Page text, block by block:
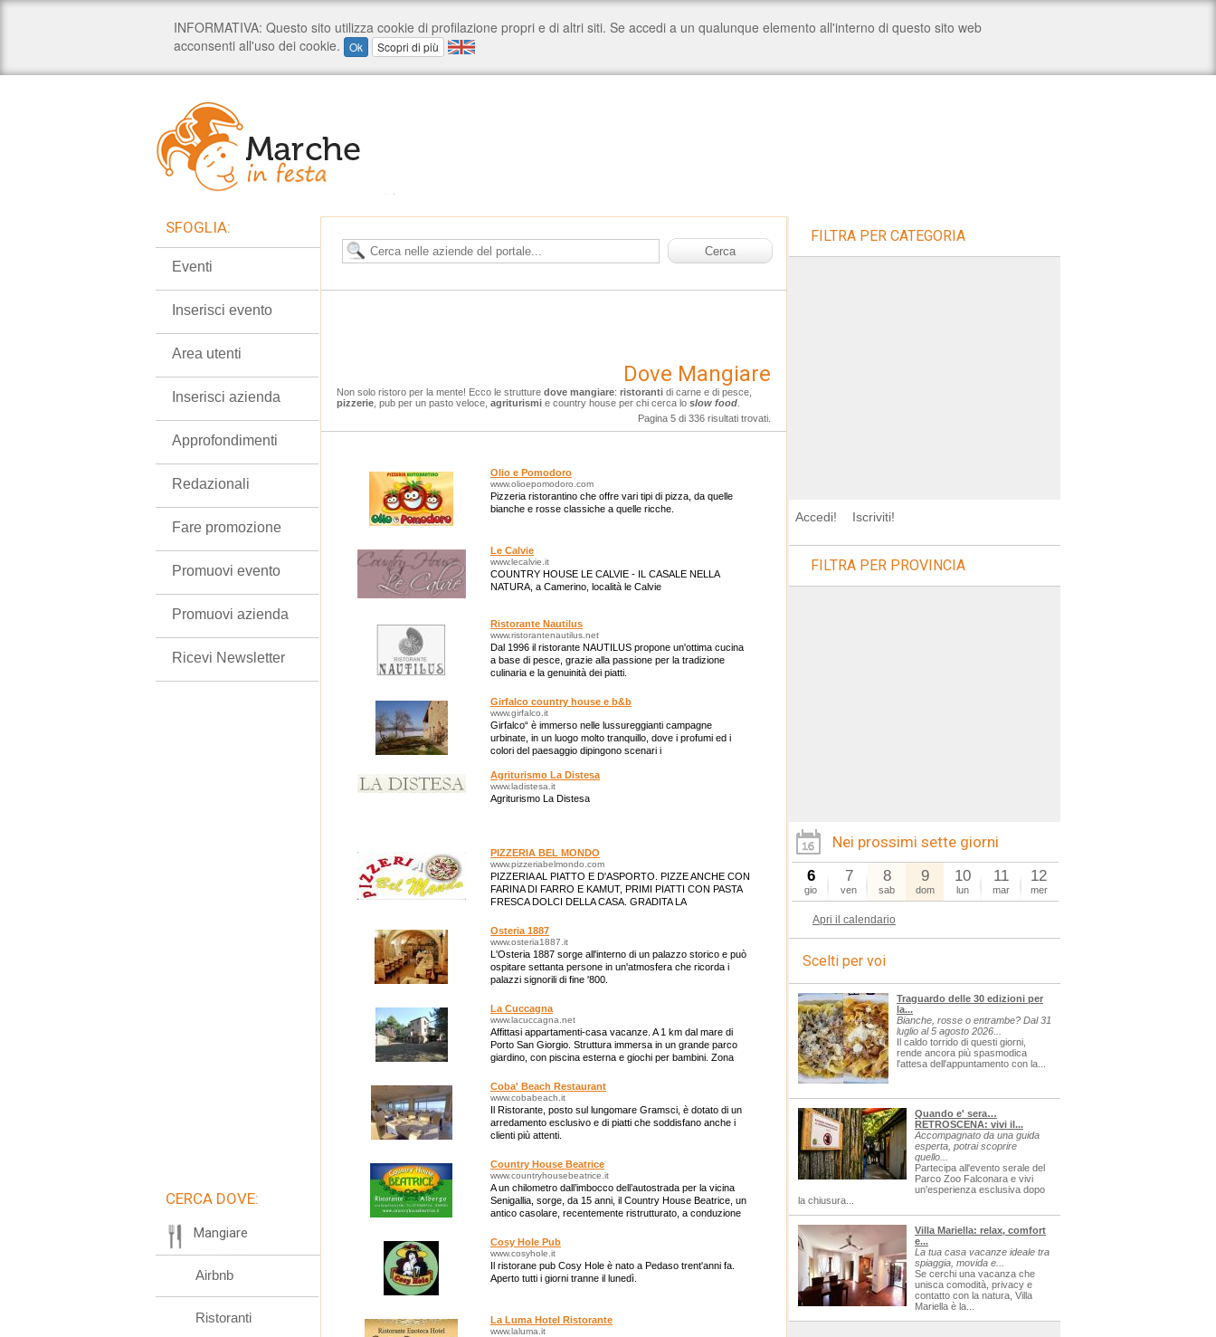
Dove Mangiare
Non solo ristoro per la mente! Ecco le strutture dove mangiare: ristoranti di carne e di pesce,
pizzerie , pub per un pasto veloce, agriturismi e country house per chi cerca lo slow food
Pagina 5 di 336 risultati trovati.
Olio e Pomodoro
www.olioepomodoro.com
Pizzeria ristorantino che offre vari tipi di pizza, da quelle
bianche e rosse classiche a quelle ricche.
Le Calvie
www.lecalvie.it
COUNTRY HOUSE LE CALVIE - IL CASALE NELLA
NATURA, a Camerino, località le Calvie
Ristorante Nautilus
www.ristorantenautilus.net
Dal 1996 il ristorante NAUTILUS propone un'ottima cucina
a base di pesce, grazie alla passione per la tradizione
culinaria e la genuinità dei piatti.
Girfalco country house e b&b
www.girfalco.it
Girfalco“ è immerso nelle lussureggianti campagne
urbinate, in un luogo molto tranquillo, dove i profumi ed i
colori del paesaggio dipingono scenari i
Agriturismo La Distesa
www.ladistesa.it
Agriturismo La Distesa
PIZZERIA BEL MONDO
www.pizzeriabelmondo.com
PIZZERIA AL PIATTO E D'ASPORTO. PIZZE ANCHE CON
FARINA DI FARRO E KAMUT, PRIMI PIATTI CON PASTA
FRESCA DOLCI DELLA CASA. GRADITA LA
Osteria 1887
www.osteria1887.it
L'Osteria 1887 sorge all'interno di un palazzo storico e può
ospitare settanta persone in un'atmosfera che ricorda i
palazzi signorili di fine '800.
La Cuccagna
www.lacuccagna.net
Affittasi appartamenti-casa vacanze. A 1 km dal mare di
Porto San Giorgio. Struttura immersa in un grande parco
giardino, con piscina esterna e giochi per bambini. Zona
Coba' Beach Restaurant
www.cobabeach.it
Il Ristorante, posto sul lungomare Gramsci, è dotato di un
arredamento esclusivo e di piatti che soddisfano anche i
clienti più attenti.
Country House Beatrice
www.countryhousebeatrice.it
A un chilometro dall’imbocco dell’autostrada per la vicina
Senigallia, sorge, da 15 anni, il Country House Beatrice, un
antico casolare, recentemente ristrutturato, a conduzione
Cosy Hole Pub
www.cosyhole.it
Il ristorane pub Cosy Hole è nato a Pedaso trent'anni fa.
Aperto tutti i giorni tranne il lunedì.
La Luma Hotel Ristorante
www.laluma.it
SFOGLIA:
Eventi
Inserisci evento
Area utenti
Inserisci azienda
Approfondimenti
Redazionali
Fare promozione
Promuovi evento
Promuovi azienda
Ricevi Newsletter
CERCA DOVE:
Mangiare
Airbnb
Ristoranti
FILTRA PER CATEGORIA
Accedi! Iscriviti!
FILTRA PER PROVINCIA
Nei prossimi sette giorni
6
gio
7
ven
8
sab
9
dom
10
lun
11
mar
12
mer
Apri il calendario
Scelti per voi
Traguardo delle 30 edizioni per
la...
Bianche, rosse o entrambe? Dal 31
luglio al 5 agosto 2026...
Il caldo torrido di questi giorni,
rende ancora più spasmodica
l'attesa dell'appuntamento con la...
Quando e' sera…
RETROSCENA: vivi il...
Accompagnato da una guida
esperta, potrai scoprire
quello...
Partecipa all'evento serale del
Parco Zoo Falconara e vivi
un'esperienza esclusiva dopo
la chiusura...
Villa Mariella: relax, comfort
e...
La tua casa vacanze ideale tra
spiaggia, movida e...
Se cerchi una vacanza che
unisca comodità, privacy e
contatto con la natura, Villa
Mariella è la...